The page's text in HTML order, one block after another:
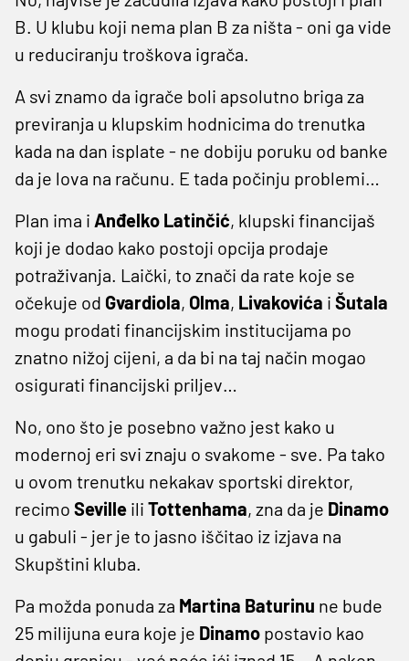
B. U klubu koji nema plan B za ništa - oni ga vide
u reduciranju troškova igrača.
A svi znamo da igrače boli apsolutno briga za
previranja u klupskim hodnicima do trenutka
kada na dan isplate - ne dobiju poruku od banke
da je lova na računu. E tada počinju problemi…
Plan ima i Anđelko Latinčić, klupski financijaš
koji je dodao kako postoji opcija prodaje
potraživanja. Laički, to znači da rate koje se
očekuje od Gvardiola, Olma, Livakovića i Šutala
mogu prodati financijskim institucijama po
znatno nižoj cijeni, a da bi na taj način mogao
osigurati financijski priljev…
No, ono što je posebno važno jest kako u
modernoj eri svi znaju o svakome - sve. Pa tako
u ovom trenutku nekakav sportski direktor,
recimo Seville ili Tottenhama, zna da je Dinamo
u gabuli - jer je to jasno iščitao iz izjava na
Skupštini kluba.
Pa možda ponuda za Martina Baturinu ne bude
25 milijuna eura koje je Dinamo postavio kao